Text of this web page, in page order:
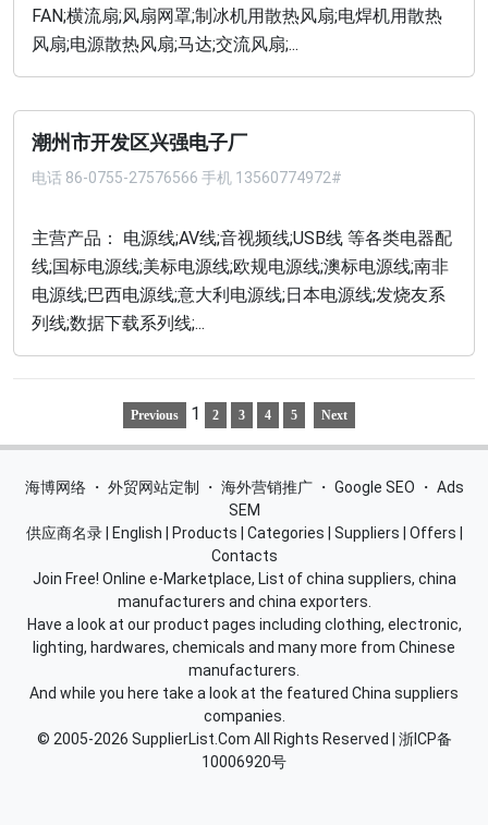
FAN;横流扇;风扇网罩;制冰机用散热风扇;电焊机用散热
风扇;电源散热风扇;马达;交流风扇;...
潮州市开发区兴强电子厂
电话 86-0755-27576566 手机 13560774972#
主营产品： 电源线;AV线;音视频线;USB线 等各类电器配
线;国标电源线;美标电源线;欧规电源线;澳标电源线;南非
电源线;巴西电源线;意大利电源线;日本电源线;发烧友系
列线;数据下载系列线;...
Previous 1 2 3 4 5 Next
海博网络 ・ 外贸网站定制 ・ 海外营销推广 ・ Google SEO ・ Ads
SEM
供应商名录| English Products Categories Suppliers Offers
Contacts
Join Free! Online e-Marketplace, List of china suppliers, china
manufacturers and china exporters.
Have a look at our product pages including clothing, electronic,
lighting, hardwares, chemicals and many more from Chinese
manufacturers.
And while you here take a look at the featured China suppliers
companies.
© 2005-2026 SupplierList.Com All Rights Reserved | 浙ICP备
10006920号